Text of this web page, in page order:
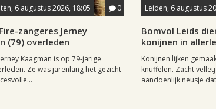
6 augustus 2026, 18:05 0
zangeres Jerney
(79) overleden
Kaagman is op 79-jarige
Ze was jarenlang het gezicht
Leiden, 6 augustus
Bomvol Leids
konijnen in
Konijnen lijken
knuffelen. Zacht
aandoenlijk neusje